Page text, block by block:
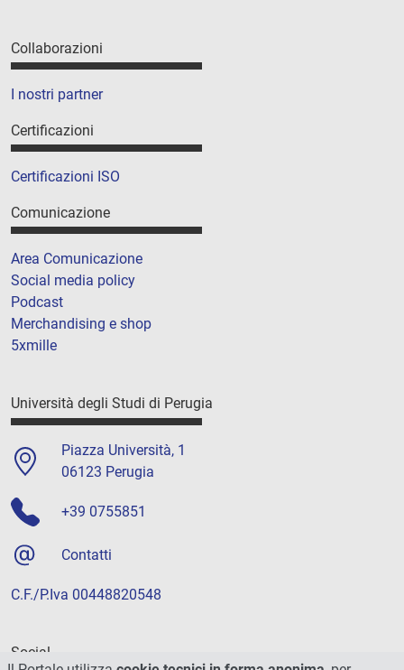
Collaborazioni
I nostri partner
Certificazioni
Certificazioni ISO
Comunicazione
Area Comunicazione
Social media policy
Podcast
Merchandising e shop
5xmille
Università degli Studi di Perugia
Piazza Università, 1
06123 Perugia
+39 0755851
Contatti
C.F./P.Iva 00448820548
Social